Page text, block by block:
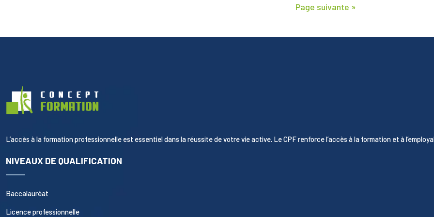
Page suivante »
L’accès à la formation professionnelle est essentiel dans la réussite de votre vie active. Le CPF renforce l’accès à la formation et à
NIVEAUX DE QUALIFICATION
Baccalauréat
Licence professionnelle